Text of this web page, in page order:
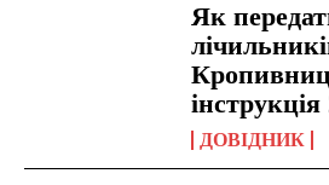
Як
інструкція
ДОВІДНИК